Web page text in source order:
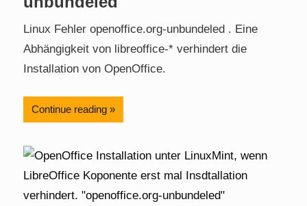
Linux Fehler openoffice.org-unbundeled . Eine
Abhängigkeit von libreoffice-* verhindert die
Installation von OpenOffice.
Continue reading